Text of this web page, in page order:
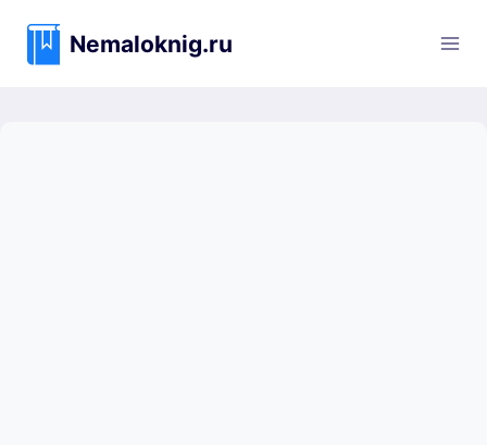
содержимому
Nemaloknig.ru